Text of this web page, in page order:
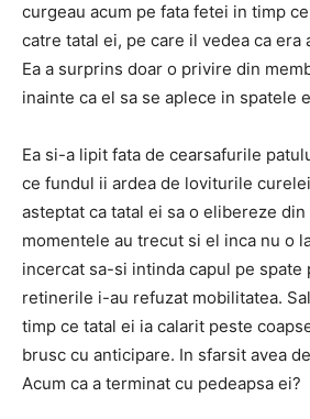
curgeau acum pe fata fetei in timp
catre tatal ei, pe care il vedea ca era
Ea a surprins doar o privire din
inainte ca el sa se aplece in spatele
Ea si-a lipit fata de cearsafurile
ce fundul ii ardea de loviturile
asteptat ca tatal ei sa o elibereze
momentele au trecut si el inca nu o
incercat sa-si intinda capul pe
retinerile i-au refuzat mobilitatea.
timp ce tatal ei ia calarit peste
brusc cu anticipare. In sfarsit avea
Acum ca a terminat cu pedeapsa ei?